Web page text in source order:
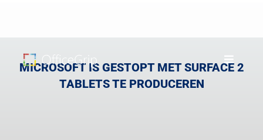
MICROSOFT IS GESTOPT MET SURFACE 2
TABLETS TE PRODUCEREN